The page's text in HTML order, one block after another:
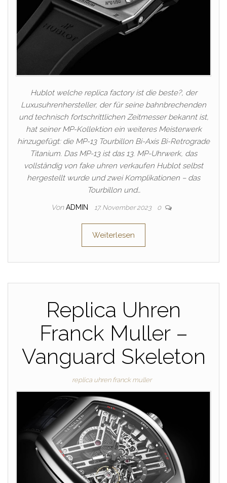
Hublot welche replica factory ist die beste?, der
Luxusuhrenhersteller, der für seine bahnbrechenden
und technisch fortschrittlichen Zeitmesser bekannt ist,
hat seiner MP-Kollektion ein weiteres Meisterwerk
hinzugefügt: die MP-13 Tourbillon Bi-Axis Bi-Retrograde
Titanium. Das MP-13 ist das 13. MP-Uhrwerk, das
vollständig von fake uhren verkaufen Hublot selbst
hergestellt wurde und zwei Komplikationen – das
Tourbillon und…
Von ADMIN 17. November 2023 0
Weiterlesen
Replica Uhren
Franck Muller –
Vanguard Skeleton
replica uhren franck muller